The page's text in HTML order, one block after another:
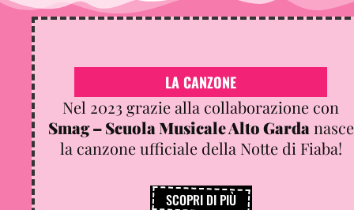
LA CANZONE
Nel 2023 grazie alla collaborazione con
Smag – Scuola Musicale Alto Garda nasce
la canzone ufficiale della Notte di Fiaba!
SCOPRI DI PIÙ